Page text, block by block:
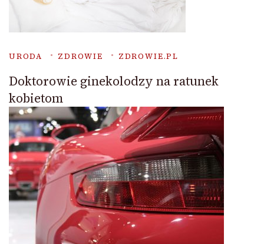
URODA ZDROWIE ZDROWIE.PL
Doktorowie ginekolodzy na ratunek
kobietom